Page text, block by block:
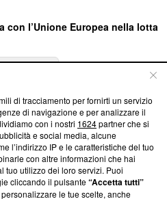
con l’Unione Europea nella lotta
trasparenti su Blasting
e su come ci impegniamo a
afferma la nostra aderenza a
Blasting News non è
ma ha richiesto di farne
effettuato una verifica di
di tracciamento per fornirti un servizio
di navigazione e per analizzare il
con i nostri 1624partner che si
e social media, alcune
l’indirizzo IP e le caratteristiche del tuo
con altre informazioni che hai
tuo utilizzo dei loro servizi. Puoi
cliccando il pulsante“Accetta tutti”
le tue scelte, anche